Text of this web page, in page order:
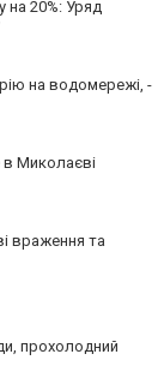
на 20%: Уряд
на водомережі, -
в Миколаєві
враження та
прохолодний